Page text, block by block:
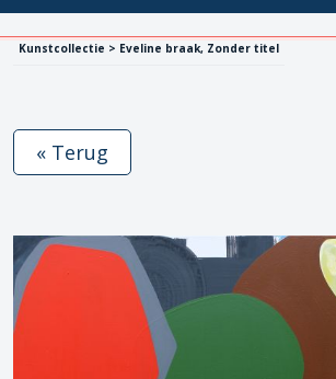
Kunstcollectie > Eveline braak, Zonder titel
« Terug